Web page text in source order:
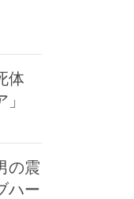
体
の震
ハー